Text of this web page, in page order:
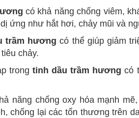
có khả năng chống viêm,
ứng như hắt hơi, chảy mũi và
trầm hương có thể giúp giảm
chảy.
trong tinh dầu trầm hương có
năng chống oxy hóa mạnh
chống lại các tổn thương trên